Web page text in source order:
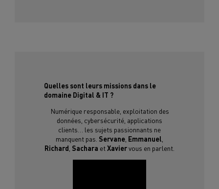
Quelles sont leurs missions dans le
domaine Digital & IT ?
Numérique responsable, exploitation des
données, cybersécurité, applications
clients… les sujets passionnants ne
manquent pas. Servane Emmanuel
Richard Sachara etXaviervous en parlent.